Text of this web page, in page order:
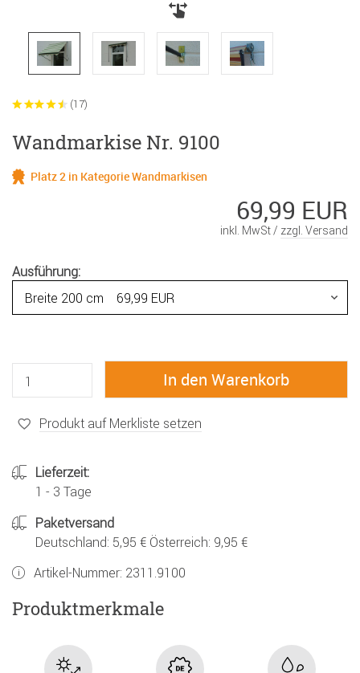
(17)
Wandmarkise Nr. 9100
Platz 2 in Kategorie Wandmarkisen
69,99 EUR
inkl. MwSt / zzgl. Versand
Ausführung:
Produkt auf Merkliste setzen
Lieferzeit:
1 - 3 Tage
Paketversand
Deutschland: 5,95 € Österreich: 9,95 €
Artikel-Nummer: 2311.9100
Produktmerkmale